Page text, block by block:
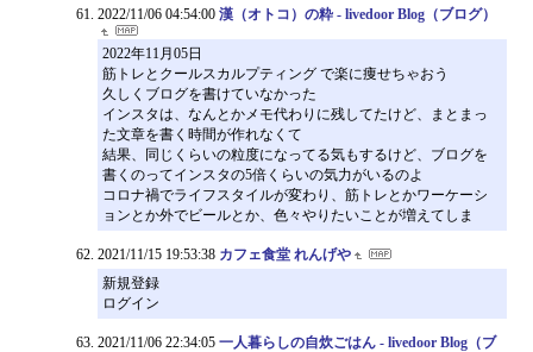
2022/11/06 04:54:00 漢（オトコ）の粋 - livedoor Blog（ブログ）
2022年11月05日
筋トレとクールスカルプティング で楽に痩せちゃおう
久しくブログを書けていなかった
インスタは、なんとかメモ代わりに残してたけど、まとまっ
た文章を書く時間が作れなくて
結果、同じくらいの粒度になってる気もするけど、ブログを
書くのってインスタの5倍くらいの気力がいるのよ
コロナ禍でライフスタイルが変わり、筋トレとかワーケーシ
ョンとか外でビールとか、色々やりたいことが増えてしま
2021/11/15 19:53:38 カフェ食堂 れんげや
新規登録
ログイン
2021/11/06 22:34:05 一人暮らしの自炊ごはん - livedoor Blog（ブ